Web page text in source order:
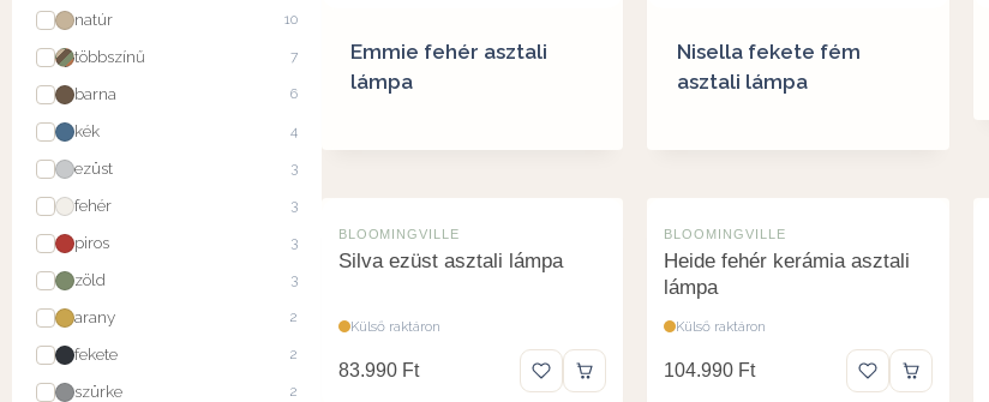
natúr 10
többszínű 7
barna 6
kék 4
ezüst 3
fehér 3
piros 3
zöld 3
arany 2
fekete 2
szürke 2
Emmie fehér asztali
lámpa
Nisella fekete fém
asztali lámpa
BLOOMINGVILLE
Silva ezüst asztali lámpa
Külső raktáron
83.990 Ft
BLOOMINGVILLE
Heide fehér kerámia asztali
lámpa
Külső raktáron
104.990 Ft